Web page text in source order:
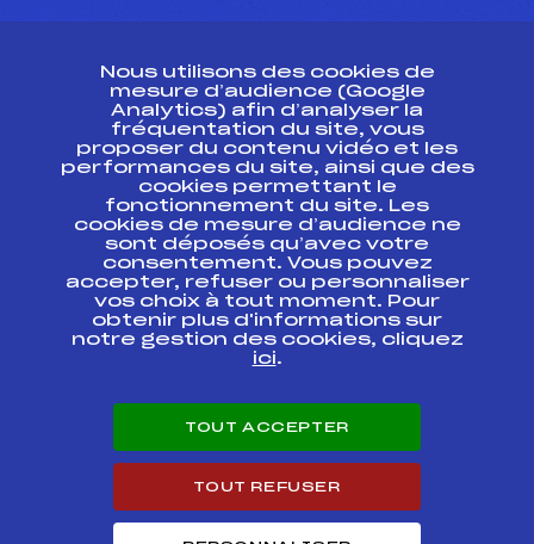
ESPACE PRESSE
Ressources
Pass’Neige
Projet sportif fédéral
Projet de performance fédéral
Antidopage
Pôle Développement, Formation, Suivi
Scientifique
Listes ministérielles
Pôle vie de l’athlète
Carrières
Nous utilisons des cookies de
mesure d’audience (Google
Analytics) afin d’analyser la
fréquentation du site, vous
proposer du contenu vidéo et les
performances du site, ainsi que des
cookies permettant le
fonctionnement du site. Les
cookies de mesure d’audience ne
sont déposés qu’avec votre
consentement. Vous pouvez
accepter, refuser ou personnaliser
vos choix à tout moment. Pour
obtenir plus d'informations sur
notre gestion des cookies, cliquez
ici.
TOUT ACCEPTER
TOUT REFUSER